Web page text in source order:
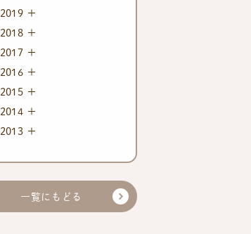
2019
2018
2017
2016
2015
2014
2013
一覧にもどる